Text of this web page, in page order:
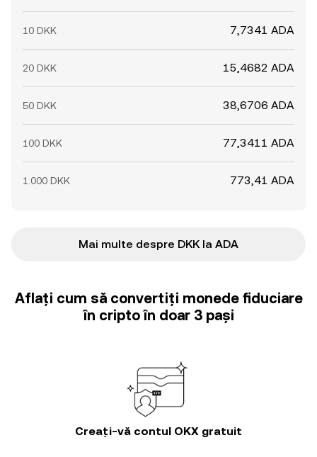
10 DKK 7,7341 ADA
20 DKK 15,4682 ADA
50 DKK 38,6706 ADA
100 DKK 77,3411 ADA
1.000 DKK 773,41 ADA
Mai multe despre DKK la ADA
Aflați cum să convertiți monede fiduciare
în cripto în doar 3 pași
Creați-vă contul OKX gratuit